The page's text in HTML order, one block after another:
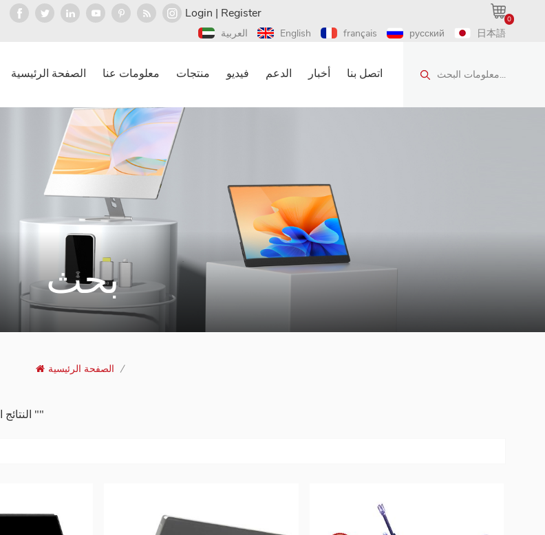
0
Login | Register
العربية English français русский 日本語
معلومات البحث... الصفحة الرئيسية معلومات عنا منتجات فيديو الدعم أخبار اتصل بنا
بحث
الصفحة الرئيسية /
6 النتائج التي تم العثور عليها ل ""